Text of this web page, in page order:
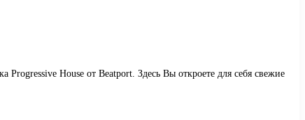
Progressive House от Beatport. Здесь Вы откроете для себя свежие